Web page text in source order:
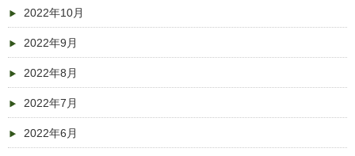
2022年10月
2022年9月
2022年8月
2022年7月
2022年6月